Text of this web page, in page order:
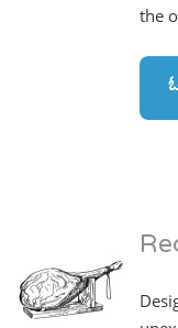
the